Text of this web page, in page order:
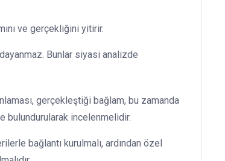
ve gerçekliğini yitirir.
Bunlar siyasi analizde
gerçekleştiği bağlam, bu zamanda
bulundurularak incelenmelidir.
bağlantı kurulmalı, ardından özel